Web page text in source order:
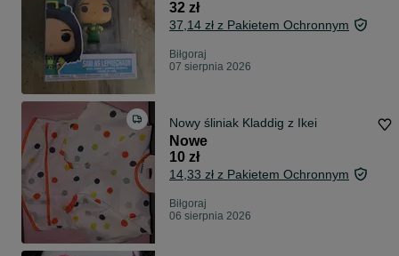
32 zł
37,14 zł z Pakietem Ochronnym
Biłgoraj
07 sierpnia 2026
Nowy śliniak Kladdig z Ikei
Nowe
10 zł
14,33 zł z Pakietem Ochronnym
Biłgoraj
06 sierpnia 2026